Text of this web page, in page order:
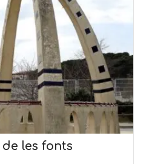
de les fonts